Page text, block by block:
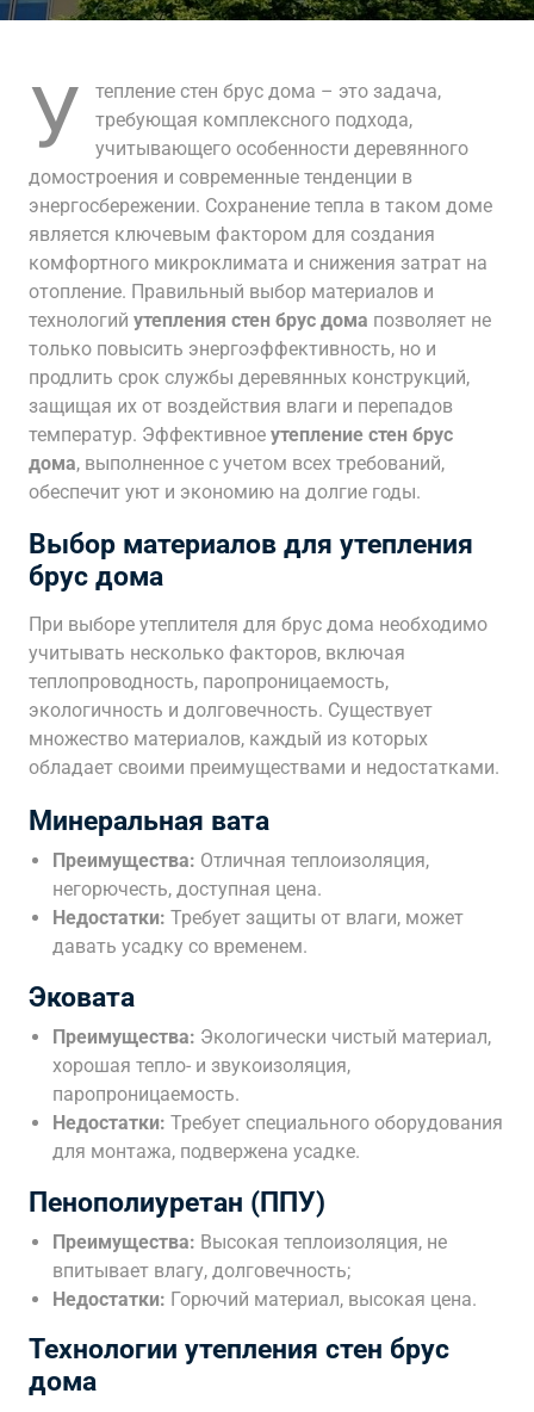
У
тепление стен брус дома – это задача,
требующая комплексного подхода,
учитывающего особенности деревянного
домостроения и современные тенденции в
энергосбережении. Сохранение тепла в таком доме
является ключевым фактором для создания
комфортного микроклимата и снижения затрат на
отопление. Правильный выбор материалов и
технологий утепления стен брус дома позволяет не
только повысить энергоэффективность, но и
продлить срок службы деревянных конструкций,
защищая их от воздействия влаги и перепадов
температур. Эффективное утепление стен брус
дома, выполненное с учетом всех требований,
обеспечит уют и экономию на долгие годы.
Выбор материалов для утепления
брус дома
При выборе утеплителя для брус дома необходимо
учитывать несколько факторов, включая
теплопроводность, паропроницаемость,
экологичность и долговечность. Существует
множество материалов, каждый из которых
обладает своими преимуществами и недостатками.
Минеральная вата
Преимущества: Отличная теплоизоляция,
негорючесть, доступная цена.
Недостатки: Требует защиты от влаги, может
давать усадку со временем.
Эковата
Преимущества: Экологически чистый материал,
хорошая тепло- и звукоизоляция,
паропроницаемость.
Недостатки: Требует специального оборудования
для монтажа, подвержена усадке.
Пенополиуретан (ППУ)
Преимущества: Высокая теплоизоляция, не
впитывает влагу, долговечность;
Недостатки: Горючий материал, высокая цена.
Технологии утепления стен брус
дома